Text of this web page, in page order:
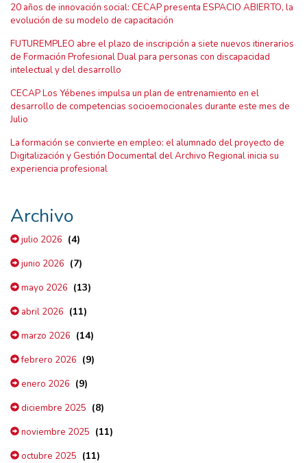
20 años de innovación social: CECAP presenta ESPACIO ABIERTO, la
evolución de su modelo de capacitación
FUTUREMPLEO abre el plazo de inscripción a siete nuevos itinerarios
de Formación Profesional Dual para personas con discapacidad
intelectual y del desarrollo
CECAP Los Yébenes impulsa un plan de entrenamiento en el
desarrollo de competencias socioemocionales durante este mes de
Julio
La formación se convierte en empleo: el alumnado del proyecto de
Digitalización y Gestión Documental del Archivo Regional inicia su
experiencia profesional
Archivo
julio 2026 (4)
junio 2026 (7)
mayo 2026 (13)
abril 2026 (11)
marzo 2026 (14)
febrero 2026 (9)
enero 2026 (9)
diciembre 2025 (8)
noviembre 2025 (11)
octubre 2025 (11)